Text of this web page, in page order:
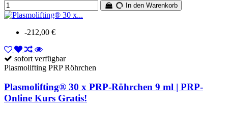
In den Warenkorb
-212,00 €
sofort verfügbar
Plasmolifting PRP Röhrchen
Plasmolifting® 30 x PRP-Röhrchen 9 ml | PRP-
Online Kurs Gratis!